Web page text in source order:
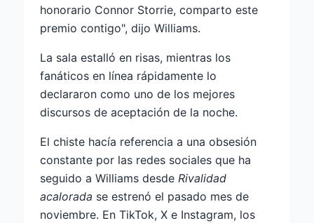
honorario Connor Storrie, comparto este
premio contigo", dijo Williams.
La sala estalló en risas, mientras los
fanáticos en línea rápidamente lo
declararon como uno de los mejores
discursos de aceptación de la noche.
El chiste hacía referencia a una obsesión
constante por las redes sociales que ha
seguido a Williams desde Rivalidad
acalorada se estrenó el pasado mes de
noviembre. En TikTok, X e Instagram, los